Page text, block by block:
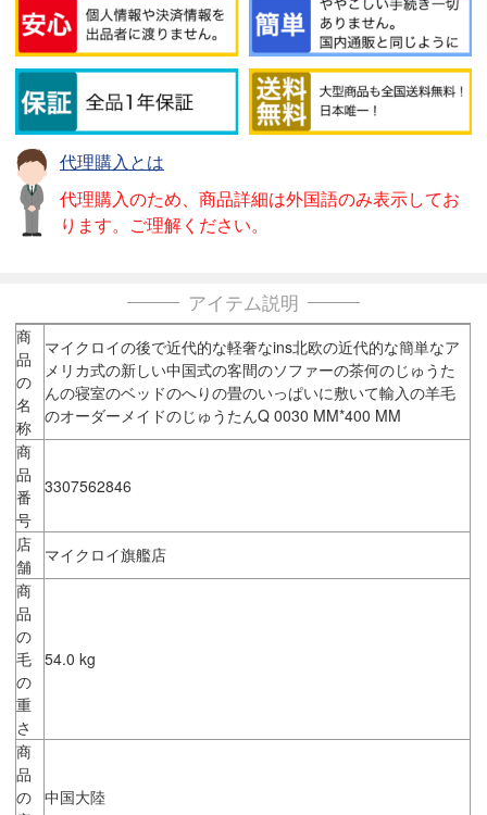
代理購入とは
代理購入のため、商品詳細は外国語のみ表示してお
ります。ご理解ください。
アイテム説明
商
品
の
名
称
マイクロイの後で近代的な軽奢なins北欧の近代的な簡単なア
メリカ式の新しい中国式の客間のソファーの茶何のじゅうた
んの寝室のベッドのへりの畳のいっぱいに敷いて輸入の羊毛
のオーダーメイドのじゅうたんQ 0030 MM*400 MM
商
品
番
号
3307562846
店
舗
マイクロイ旗艦店
商
品
の
毛
の
重
さ
54.0 kg
商
品
の
中国大陸